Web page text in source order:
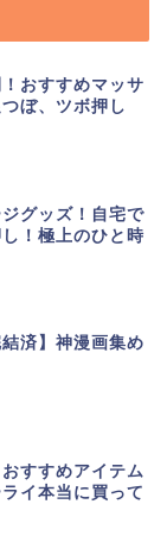
おすすめマッサ
ぼ、ツボ押し
グッズ！自宅で
！極上のひと時
済】神漫画集め
すすめアイテム
イ本当に買って